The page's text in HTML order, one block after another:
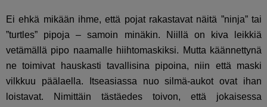
Ei ehkä mikään ihme, että pojat rakastavat näitä ”ninja” tai
”turtles” pipoja – samoin minäkin. Niillä on kiva leikkiä
vetämällä pipo naamalle hiihtomaskiksi. Mutta käännettynä
ne toimivat hauskasti tavallisina pipoina, niin että maski
vilkkuu päälaella. Itseasiassa nuo silmä-aukot ovat ihan
loistavat. Nimittäin tästäedes toivon, että jokaisessa